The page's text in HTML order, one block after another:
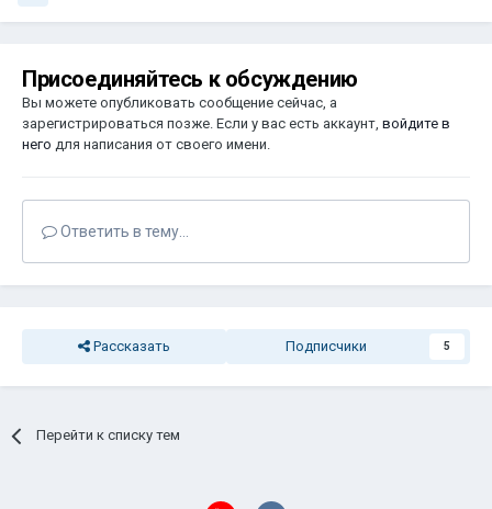
Присоединяйтесь к обсуждению
Вы можете опубликовать сообщение сейчас, а
зарегистрироваться позже. Если у вас есть аккаунт, войдите в
него для написания от своего имени.
Ответить в тему...
Рассказать Подписчики 5
Перейти к списку тем